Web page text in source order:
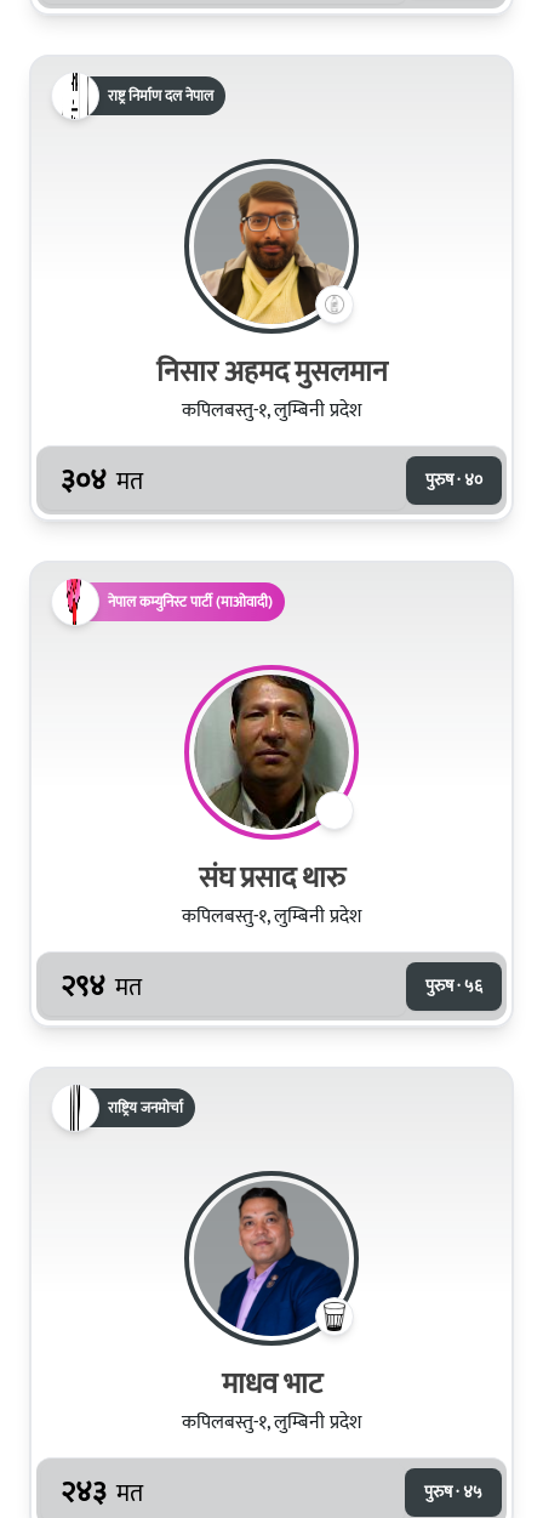
राष्ट्र निर्माण दल नेपाल
निसार अहमद मुसलमान
कपिलबस्तु-१, लुम्बिनी प्रदेश
३०४ मत पुरुष · ४०
नेपाल कम्युनिस्ट पार्टी (माओवादी)
संघ प्रसाद थारु
कपिलबस्तु-१, लुम्बिनी प्रदेश
२९४ मत पुरुष · ५६
राष्ट्रिय जनमोर्चा
माधव भाट
कपिलबस्तु-१, लुम्बिनी प्रदेश
२४३ मत पुरुष · ४५